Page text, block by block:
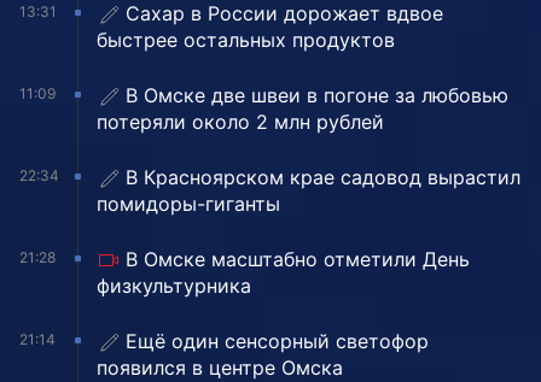
13:31
Сахар в России дорожает вдвое
быстрее остальных продуктов
11:09
В Омске две швеи в погоне за любовью
потеряли около 2 млн рублей
22:34
В Красноярском крае садовод вырастил
помидоры-гиганты
21:28
В Омске масштабно отметили День
физкультурника
21:14
Ещё один сенсорный светофор
появился в центре Омска